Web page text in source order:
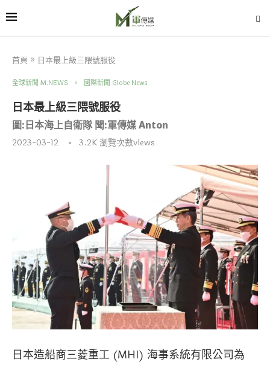
首頁 » 日本最上級三隈號服役
全球新聞 M.NEWS 國際新聞 Globe News
日本最上級三隈號服役
圖:日本海上自衛隊 聞:軍傳媒 Anton
2023-03-12 3.2K瀏覽次數views
日本造船商三菱重工 (MHI) 海事系統有限公司為